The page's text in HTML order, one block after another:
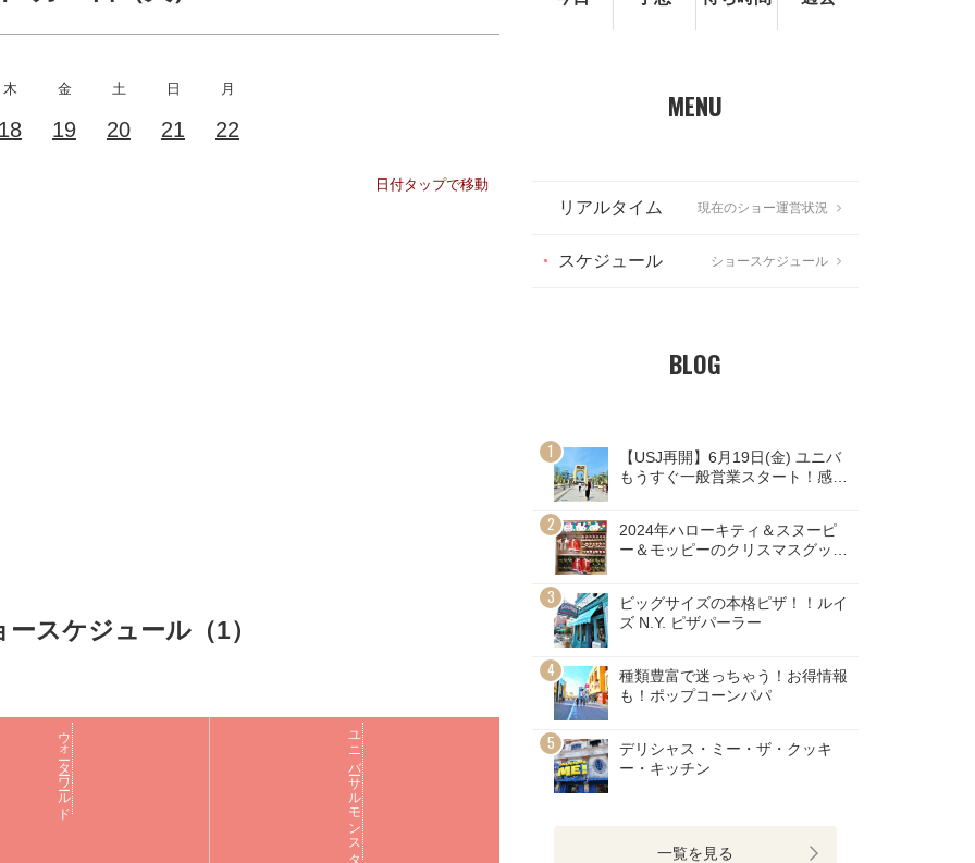
木 金
19
土
20
日
21
月
22
日付タップで移動
スケジュール（1）
ウォーターワールド ユニバーサルモンスター
MENU
リアルタイム 現在のショー運営状況
スケジュール ショースケジュール
BLOG
【USJ再開】6月19日(金) ユニバ
もうすぐ一般営業スタート！感染
2024年ハローキティ＆スヌーピ
ー＆モッピーのクリスマスグッズ
ビッグサイズの本格ピザ！！ルイ
ズ N.Y. ピザパーラー
種類豊富で迷っちゃう！お得情報
も！ポップコーンパパ
デリシャス・ミー・ザ・クッキ
ー・キッチン
一覧を見る